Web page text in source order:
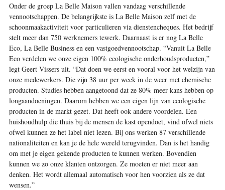
Onder de groep La Belle Maison vallen vandaag verschillende
vennootschappen. De belangrijkste is La Belle Maison zelf met de
schoonmaakactiviteit voor particulieren via dienstencheques. Het bedrijf
stelt meer dan 750 werknemers tewerk. Daarnaast is er nog La Belle
Eco, La Belle Business en een vastgoedvennootschap. “Vanuit La Belle
Eco verdelen we onze eigen 100% ecologische onderhoudsproducten,”
legt Geert Vissers uit. “Dat doen we eerst en vooral voor het welzijn van
onze medewerkers. Die zijn 38 uur per week in de weer met chemische
producten. Studies hebben aangetoond dat ze 80% meer kans hebben op
longaandoeningen. Daarom hebben we een eigen lijn van ecologische
producten in de markt gezet. Dat heeft ook andere voordelen. Een
huishoudhulp die thuis bij de mensen de kast opendoet, vind ofwel niets
ofwel kunnen ze het label niet lezen. Bij ons werken 87 verschillende
nationaliteiten en kan je de hele wereld terugvinden. Dan is het handig
om met je eigen gekende producten te kunnen werken. Bovendien
kunnen we zo onze klanten ontzorgen. Ze moeten er niet meer aan
denken. Het wordt allemaal automatisch voor hen voorzien als ze dat
wensen.”